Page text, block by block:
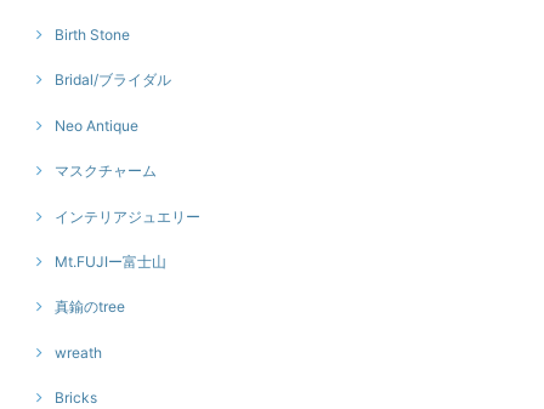
Birth Stone
Bridal/ブライダル
Neo Antique
マスクチャーム
インテリアジュエリー
Mt.FUJIー富士山
真鍮のtree
wreath
Bricks